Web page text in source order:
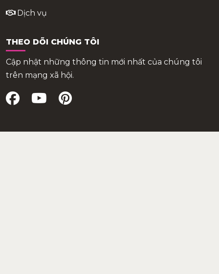
Dịch vụ
THEO DÕI CHÚNG TÔI
Cập nhật những thông tin mới nhất của chúng tôi
trên mạng xã hội.